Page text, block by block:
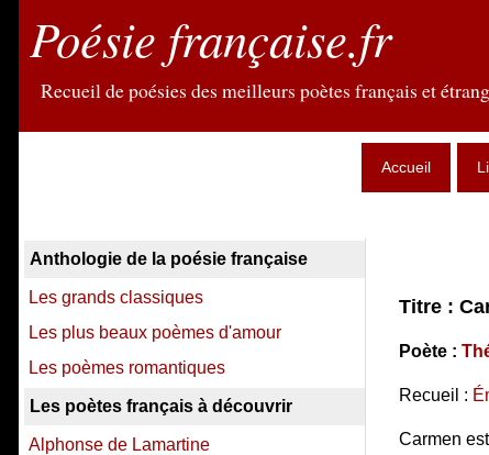
Poésie française.fr
Recueil de poésies des meilleurs poètes français et
Accueil
Titre :
Poète :
Recueil :
Carmen
Anthologie de la poésie française
Les grands classiques
Les plus beaux poèmes d'amour
Les poèmes romantiques
Les poètes français à découvrir
Alphonse de Lamartine